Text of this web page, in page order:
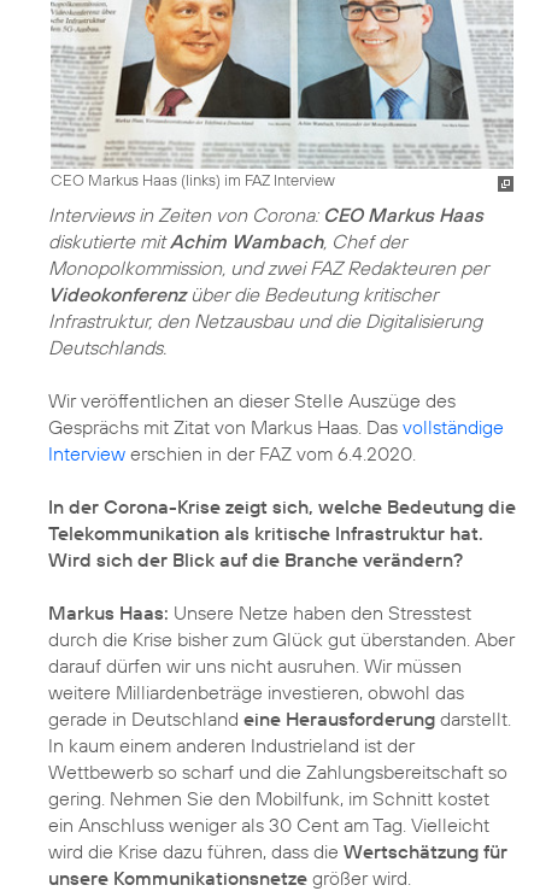
CEO Markus Haas (links) im FAZ Interview
Interviews in Zeiten von Corona: CEO Markus Haas
diskutierte mitAchim Wambach, Chef der
Monopolkommission, und zwei FAZ Redakteuren per
Videokonferenzüber die Bedeutung kritischer
Infrastruktur, den Netzausbau und die Digitalisierung
Deutschlands.
Wir veröffentlichen an dieser Stelle Auszüge des
Gesprächs mit Zitat von Markus Haas. Das vollständige
Interview erschien in der FAZ vom 6.4.2020.
In der Corona-Krise zeigt sich, welche Bedeutung die
Telekommunikation als kritische Infrastruktur hat.
Wird sich der Blick auf die Branche verändern?
Markus Haas: Unsere Netze haben den Stresstest
durch die Krise bisher zum Glück gut überstanden. Aber
darauf dürfen wir uns nicht ausruhen. Wir müssen
weitere Milliardenbeträge investieren, obwohl das
gerade in Deutschland eine Herausforderung darstellt.
In kaum einem anderen Industrieland ist der
Wettbewerb so scharf und die Zahlungsbereitschaft so
gering. Nehmen Sie den Mobilfunk, im Schnitt kostet
ein Anschluss weniger als 30 Cent am Tag. Vielleicht
wird die Krise dazu führen, dass die Wertschätzung für
unsere Kommunikationsnetze größer wird.